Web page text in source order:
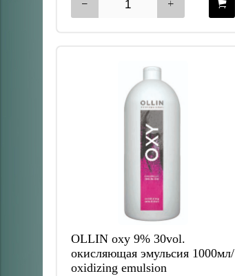
OLLIN oxy 9% 30vol.
окисляющая эмульсия 1000мл/
oxidizing emulsion